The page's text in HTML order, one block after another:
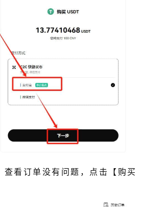
查看订单没有问题，点击【购买